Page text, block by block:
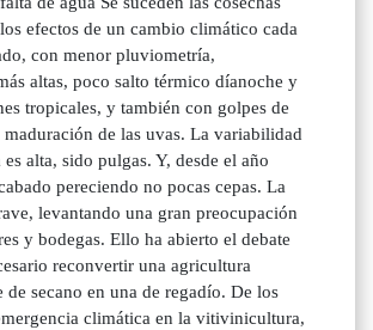
efectos de un cambio climático cada
con menor pluviometría,
altas, poco salto térmico díanoche y
tropicales, y también con golpes de
maduración de las uvas. La variabilidad
alta, sido pulgas. Y, desde el año
pereciendo no pocas cepas. La
levantando una gran preocupación
y bodegas. Ello ha abierto el debate
reconvertir una agricultura
de secano en una de regadío. De los
climática en la vitivinicultura,